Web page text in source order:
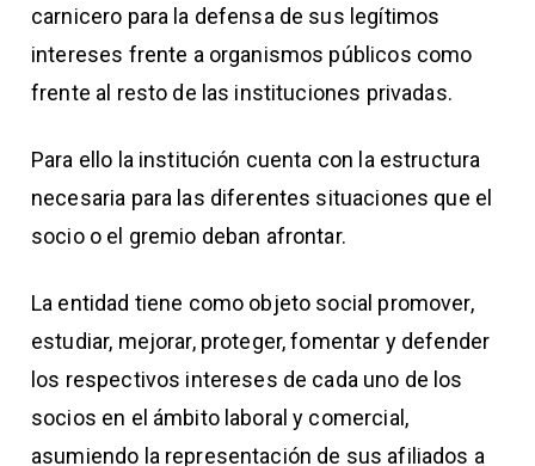
carnicero para la defensa de sus legítimos
intereses frente a organismos públicos como
frente al resto de las instituciones privadas.
Para ello la institución cuenta con la estructura
necesaria para las diferentes situaciones que el
socio o el gremio deban afrontar.
La entidad tiene como objeto social promover,
estudiar, mejorar, proteger, fomentar y defender
los respectivos intereses de cada uno de los
socios en el ámbito laboral y comercial,
asumiendo la representación de sus afiliados a